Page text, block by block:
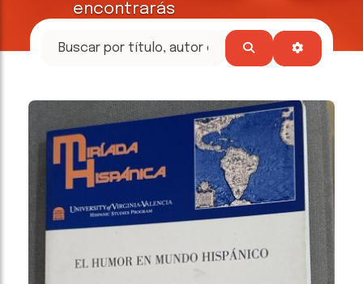
encontrarás
tesoros